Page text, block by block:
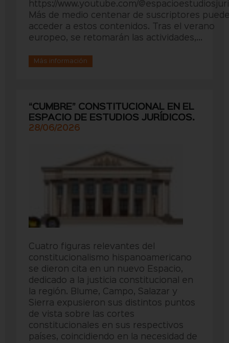
https://www.youtube.com/
Más de medio centenar de suscriptores
acceder a estos contenidos. Tras el verano
europeo, se retomarán las actividades,...
Más información
“CUMBRE” CONSTITUCIONAL EN EL
ESPACIO DE ESTUDIOS JURÍDICOS.
28/06/2026
Cuatro figuras relevantes del
constitucionalismo hispanoamericano
se dieron cita en un nuevo Espacio,
dedicado a la justicia constitucional en
la región. Blume, Campo, Salazar y
Sierra expusieron sus distintos puntos
de vista sobre las cortes
constitucionales en sus respectivos
países, coincidiendo en la necesidad de